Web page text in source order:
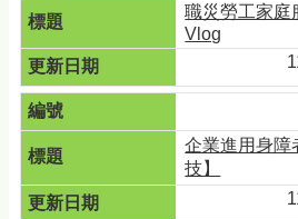
職災勞工家庭
Vlog
企業進用身障
技】